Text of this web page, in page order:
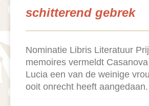
schitterend gebrek
Nominatie Libris Literatuur
memoires vermeldt
Lucia een van de weinige
ooit onrecht heeft aangedaan.